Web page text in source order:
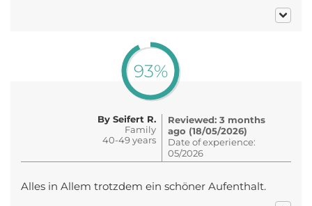
93%
By Seifert R.
Family
40-49 years
Reviewed: 3 months
ago (18/05/2026)
Date of experience:
05/2026
Alles in Allem trotzdem ein schöner Aufenthalt.